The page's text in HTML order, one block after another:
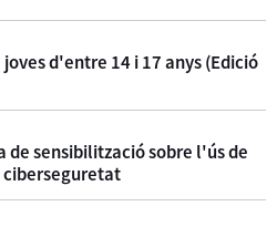
d'entre 14 i 17 anys (Edició
de sensibilització sobre l'ús de